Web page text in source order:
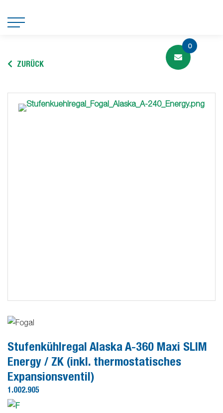
0
ZURÜCK
Stufenkühlregal Alaska A-360 Maxi SLIM
Energy / ZK (inkl. thermostatisches
Expansionsventil)
1.002.905